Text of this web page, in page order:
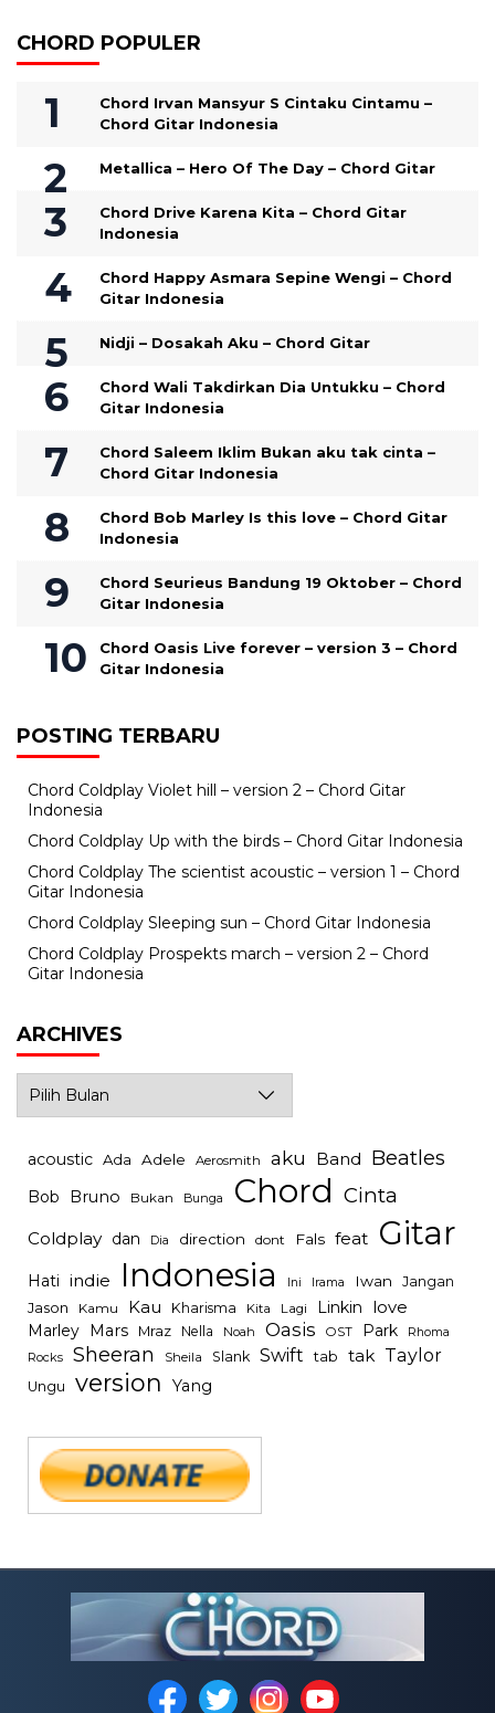
CHORD POPULER
Chord Irvan Mansyur S Cintaku Cintamu –
Chord Gitar Indonesia
Metallica – Hero Of The Day – Chord Gitar
Chord Drive Karena Kita – Chord Gitar
Indonesia
Chord Happy Asmara Sepine Wengi – Chord
Gitar Indonesia
Nidji – Dosakah Aku – Chord Gitar
Chord Wali Takdirkan Dia Untukku – Chord
Gitar Indonesia
Chord Saleem Iklim Bukan aku tak cinta –
Chord Gitar Indonesia
Chord Bob Marley Is this love – Chord Gitar
Indonesia
Chord Seurieus Bandung 19 Oktober – Chord
Gitar Indonesia
Chord Oasis Live forever – version 3 – Chord
Gitar Indonesia
POSTING TERBARU
Chord Coldplay Violet hill – version 2 – Chord Gitar
Indonesia
Chord Coldplay Up with the birds – Chord Gitar Indonesia
Chord Coldplay The scientist acoustic – version 1 – Chord
Gitar Indonesia
Chord Coldplay Sleeping sun – Chord Gitar Indonesia
Chord Coldplay Prospekts march – version 2 – Chord
Gitar Indonesia
ARCHIVES
acoustic Ada Adele Aerosmith aku Band Beatles
Bob Bruno Bukan Bunga Chord Cinta
Coldplay dan Dia direction dont Fals feat Gitar
Hati indie Indonesia Ini Irama Iwan Jangan
Jason Kamu Kau Kharisma Kita Lagi Linkin love
Marley Mars Mraz Nella Noah Oasis OST Park Rhoma
Rocks Sheeran Sheila Slank Swift tab tak Taylor
Ungu version Yang